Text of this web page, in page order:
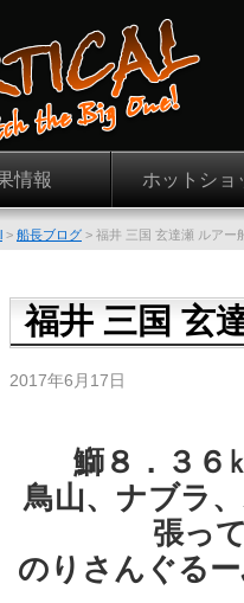
情報 ホットショ
> 船長ブログ > 福井 三国 玄達瀬 ルアー
福井 三国 玄
2017年6月17日
鰤８．３６
鳥山、ナブラ
張っ
のりさんぐる